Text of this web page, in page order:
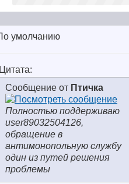
Цитата:
Сообщение от Птичка
Полностью поддерживаю
user89032504126,
обращение в
антимонопольную службу
один из путей решения
проблемы